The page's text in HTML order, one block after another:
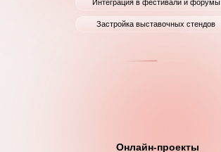
Онлайн-проекты
Интеграция в фестивали и форумы
Застройка выставочных стендов